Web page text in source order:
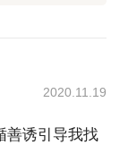
2020.11.19
善诱引导我找